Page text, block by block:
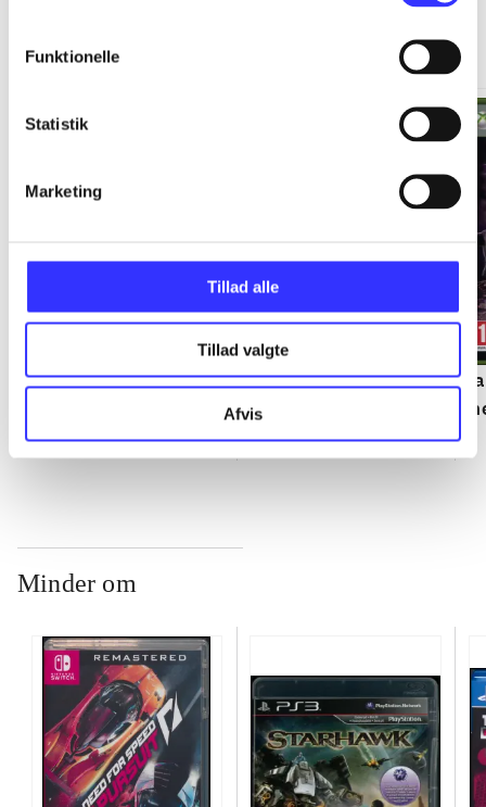
Funktionelle
Statistik
Marketing
Tillad alle
Tillad valgte
Afvis
Soul Calibur IV Metro 2033
Minder om